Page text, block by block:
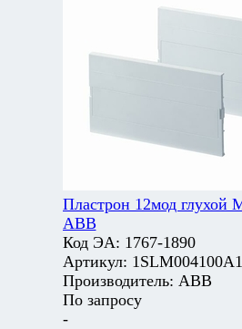
Пластрон 12мод глухой
ABB
Код ЭА: 1767-1890
Артикул:
Производитель: ABB
По запросу
-